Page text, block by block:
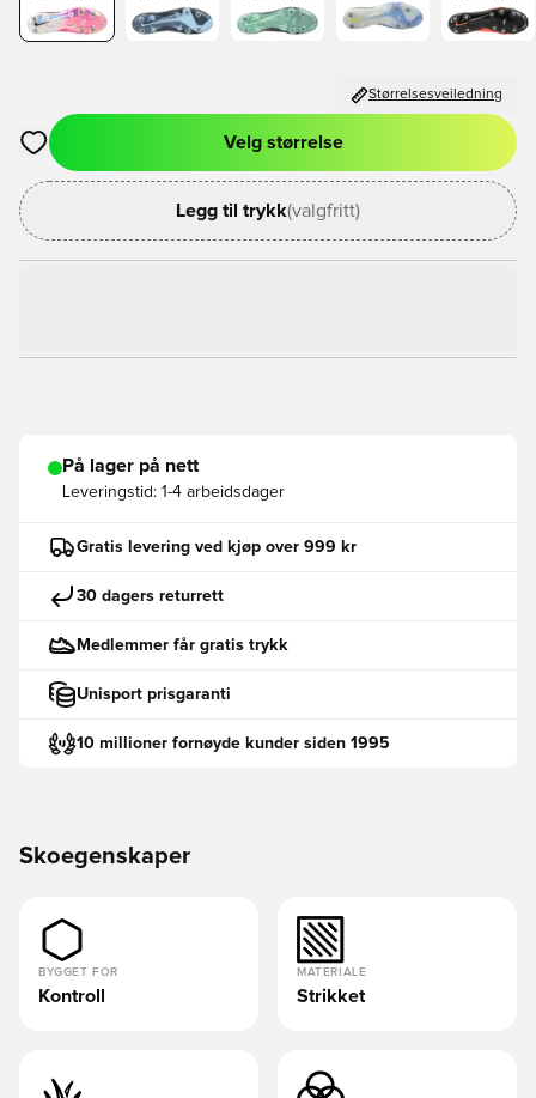
Størrelsesveiledning
Åpner en Modal for å logge inn eller registrere deg som
Velg størrelse
Legg til trykk(valgfritt)
På lager på nett
Leveringstid: 1-4 arbeidsdager
Gratis levering ved kjøp over 999 kr
30 dagers returrett
Medlemmer får gratis trykk
Unisport prisgaranti
10 millioner fornøyde kunder siden 1995
Skoegenskaper
BYGGET FOR
Kontroll
MATERIALE
Strikket